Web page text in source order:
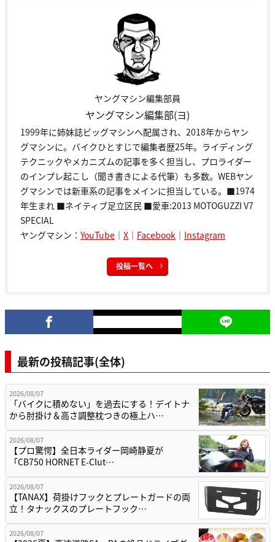
ヤングマシン編集部員
ヤングマシン編集部(ヨ)
1999年に姉妹誌ビッグマシンへ配属され、2018年からヤン
グマシンに。バイクひとすじで編集者歴25年。ライディング
テクニックやメカニズムの記事を多く担当し、プロライダー
のインプレ起こし（聞き書きによる代筆）も多数。WEBヤン
グマシンでは新車系の記事をメインに担当している。■1974
年生まれ ■ネイティブ足立区民 ■愛車:2013 MOTOGUZZI V7
SPECIAL
ヤングマシン： YouTube ｜ X ｜ Facebook ｜ Instagram
投稿一覧へ
最新の投稿記事(全体)
2026/08/07
「バイクに積めない」を過去にする！デイトナ
から肘掛け＆高さ調整枕つきの極上ハ…
2026/08/07
【プロ驚愕】全日本ライダー岡崎静夏が
「CB750 HORNET E-Clut…
2026/08/07
【TANAX】荷掛けフックとプレートガードの両
立！タナックスのプレートフック…
2026/08/07